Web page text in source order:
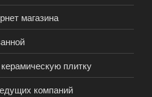
магазина
плитку
компаний